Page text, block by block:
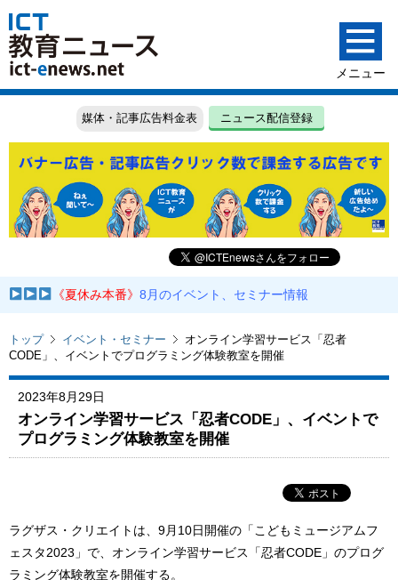
媒体・記事広告料金表 ニュース配信登録
《夏休み本番》8月のイベント、セミナー情報
トップ イベント・セミナー
オンライン学習サービス「忍者
CODE」、イベントでプログラミング体験教室を開催
2023年8月29日
オンライン学習サービス「忍者CODE」、イベントで
プログラミング体験教室を開催
ラグザス・クリエイトは、9月10日開催の「こどもミュージアムフ
ェスタ2023」で、オンライン学習サービス「忍者CODE」のプログ
ラミング体験教室を開催する。